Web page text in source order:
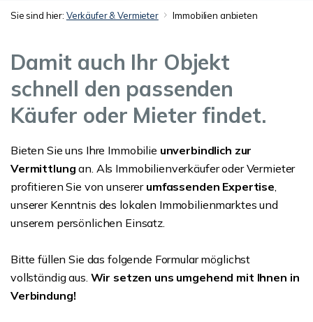
Sie sind hier: Verkäufer & Vermieter Immobilien anbieten
Damit auch Ihr Objekt
schnell den passenden
Käufer oder Mieter findet.
Bieten Sie uns Ihre Immobilie unverbindlich zur
Vermittlung an. Als Immobilienverkäufer oder Vermieter
profitieren Sie von unserer umfassenden Expertise,
unserer Kenntnis des lokalen Immobilienmarktes und
unserem persönlichen Einsatz.
Bitte füllen Sie das folgende Formular möglichst
vollständig aus. Wir setzen uns umgehend mit Ihnen in
Verbindung!